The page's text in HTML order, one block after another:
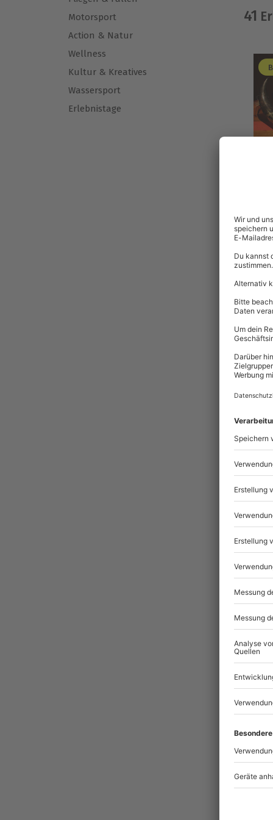
Motorsport
Action & Natur
Wellness
Kultur & Kreatives
Wassersport
Erlebnistage
41